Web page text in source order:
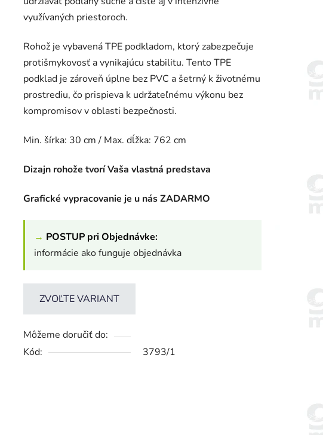
využívaných priestoroch.
Rohož je vybavená TPE podkladom, ktorý zabezpečuje
protišmykovosť a vynikajúcu stabilitu. Tento TPE
podklad je zároveň úplne bez PVC a šetrný k životnému
prostrediu, čo prispieva k udržateľnému výkonu bez
kompromisov v oblasti bezpečnosti.
Min. šírka: 30 cm / Max. dĺžka: 762 cm
Dizajn rohože tvorí Vaša vlastná predstava
Grafické vypracovanie je u nás ZADARMO
→ POSTUP pri Objednávke:
informácie ako funguje objednávka
ZVOĽTE VARIANT
Môžeme doručiť do:
Kód:
3793/1